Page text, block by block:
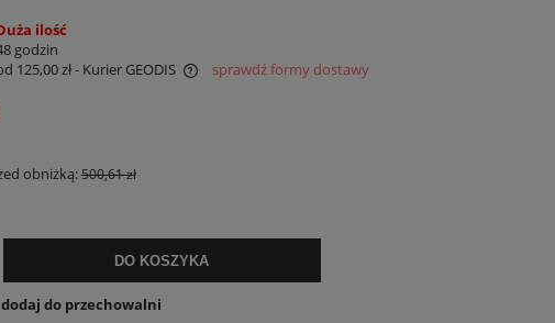
ilość
godzin
125,00 zł- Kurier GEODIS
ewentualnych kosztów
sprawdź formy dostawy
obniżką:500,61 zł
DO KOSZYKA
dodaj do przechowalni